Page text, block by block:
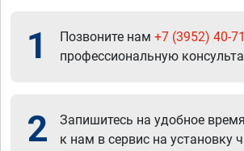
1 Позвоните нам +7 (3952) 40-
профессиональную
2
Запишитесь на удобное
к нам в сервис на установку